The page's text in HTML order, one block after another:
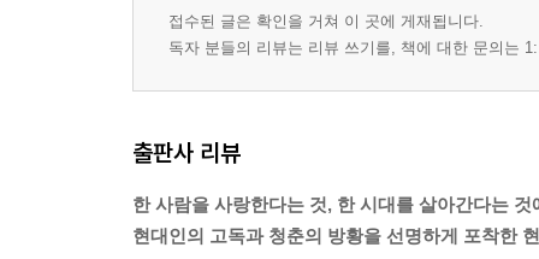
접수된 글은 확인을 거쳐 이 곳에 게재됩니다.
독자 분들의 리뷰는 리뷰 쓰기를, 책에 대한 문의는
출판사 리뷰
한 사람을 사랑한다는 것, 한 시대를 살아간다는 것
현대인의 고독과 청춘의 방황을 선명하게 포착한